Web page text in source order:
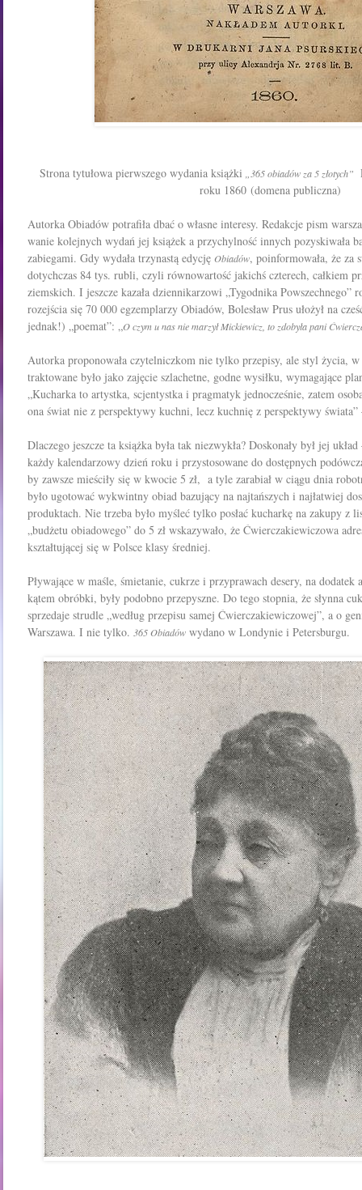
Strona tytułowa pierwszego wydania książki „365 obiadów za 5 złotych”
roku 1860 (domena publiczna)
Autorka Obiadów potrafiła dbać o własne interesy. Redakcje pism
wanie kolejnych wydań jej książek a przychylność innych pozyskiwała
zabiegami. Gdy wydała trzynastą edycję Obiadów, poinformowała, że za
dotychczas 84 tys. rubli, czyli równowartość jakichś czterech, całkiem
ziemskich. I jeszcze kazała dziennikarzowi „Tygodnika Powszechnego”
rozejścia się 70 000 egzemplarzy Obiadów, Bolesław Prus ułożył na
jednak!) „poemat”: „O czym u nas nie marzył Mickiewicz, to zdobyła pani
Autorka proponowała czytelniczkom nie tylko przepisy, ale styl życia,
traktowane było jako zajęcie szlachetne, godne wysiłku, wymagające
„Kucharka to artystka, scjentystka i pragmatyk jednocześnie, zatem
ona świat nie z perspektywy kuchni, lecz kuchnię z perspektywy świata”
Dlaczego jeszcze ta książka była tak niezwykła? Doskonały był jej
każdy kalendarzowy dzień roku i przystosowane do dostępnych
by zawsze mieściły się w kwocie 5 zł, a tyle zarabiał w ciągu dnia
było ugotować wykwintny obiad bazujący na najtańszych i najłatwiej
produktach. Nie trzeba było myśleć tylko posłać kucharkę na zakupy z
„budżetu obiadowego” do 5 zł wskazywało, że Ćwierczakiewiczowa
kształtującej się w Polsce klasy średniej.
Pływające w maśle, śmietanie, cukrze i przyprawach desery, na
kątem obróbki, były podobno przepyszne. Do tego stopnia, że słynna
sprzedaje strudle „według przepisu samej Ćwierczakiewiczowej”, a o
Warszawa. I nie tylko. 365 Obiadów wydano w Londynie i Petersburgu.